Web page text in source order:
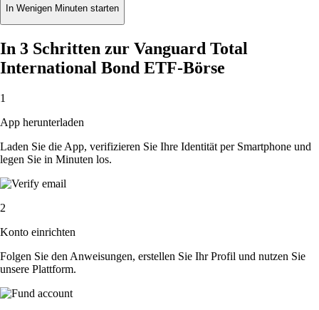
In Wenigen Minuten starten
In 3 Schritten zur Vanguard Total
International Bond ETF-Börse
1
App herunterladen
Laden Sie die App, verifizieren Sie Ihre Identität per Smartphone und
legen Sie in Minuten los.
2
Konto einrichten
Folgen Sie den Anweisungen, erstellen Sie Ihr Profil und nutzen Sie
unsere Plattform.